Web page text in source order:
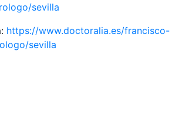
sevilla
https://www.doctoralia.es/francisco-
sevilla